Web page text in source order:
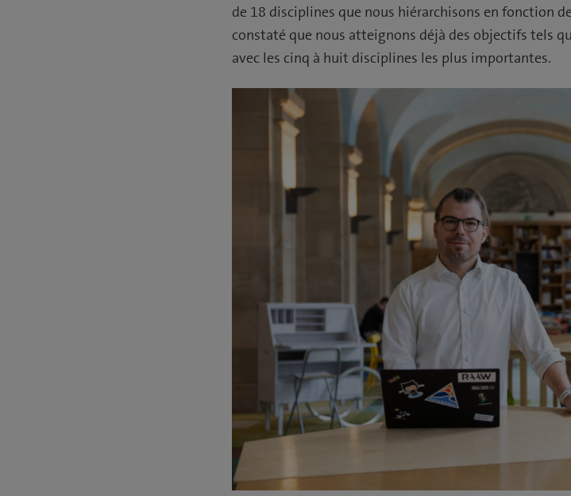
de 18 disciplines que nous hiérarchisons en fonction
constaté que nous atteignons déjà des objectifs tels
avec les cinq à huit disciplines les plus importantes.